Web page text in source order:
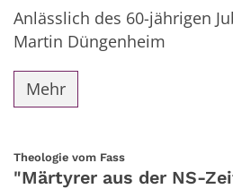
Anlässlich des 60-jährigen
Martin Düngenheim
Mehr
Theologie vom Fass:
"Märtyrer aus der NS-